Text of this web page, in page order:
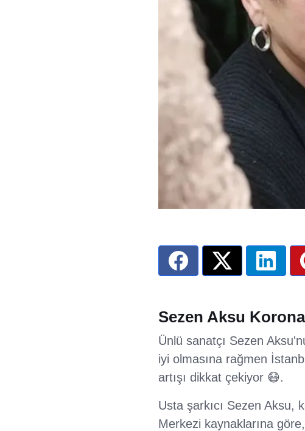
Sezen Aksu
Ünlü sanatçı Sezen
iyi olmasına rağmen
artışı dikkat çekiyor 😷.
Usta şarkıcı Sezen Aksu,
Merkezi kaynaklarına